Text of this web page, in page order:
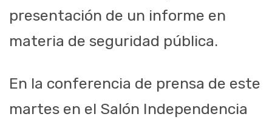
presentación de un informe en
materia de seguridad pública.
En la conferencia de prensa de este
martes en el Salón Independencia